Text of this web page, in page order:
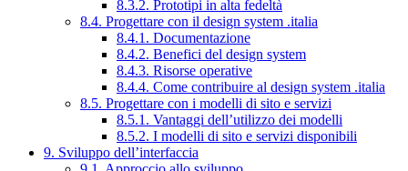
8.3.2. Prototipi in alta fedeltà
8.4. Progettare con il design system .italia
8.4.1. Documentazione
8.4.2. Benefici del design system
8.4.3. Risorse operative
8.4.4. Come contribuire al design system .italia
8.5. Progettare con i modelli di sito e servizi
8.5.1. Vantaggi dell’utilizzo dei modelli
8.5.2. I modelli di sito e servizi disponibili
9. Sviluppo dell’interfaccia